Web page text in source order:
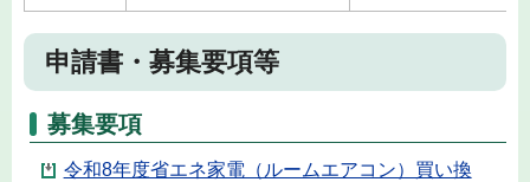
申請書・募集要項等
募集要項
令和8年度省エネ家電（ルームエアコン）買い換